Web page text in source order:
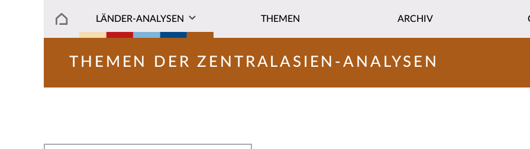
LÄNDER-ANALYSEN THEMEN ARCHIV
THEMEN DER ZENTRALASIEN-ANALYSEN